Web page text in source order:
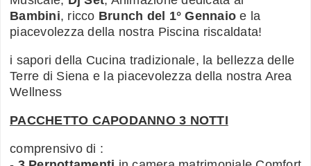
Bambini, ricco Brunch del 1° Gennaio e la
piacevolezza della nostra Piscina riscaldata!
i sapori della Cucina tradizionale, la bellezza delle
Terre di Siena e la piacevolezza della nostra Area
Wellness
PACCHETTO CAPODANNO 3 NOTTI
comprensivo di :